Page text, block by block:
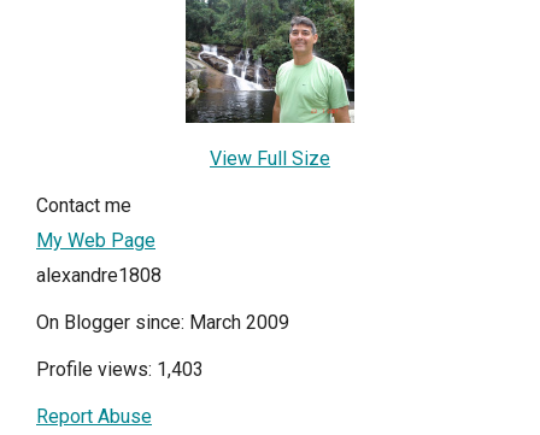
View Full Size
Contact me
My Web Page
alexandre1808
On Blogger since: March 2009
Profile views: 1,403
Report Abuse